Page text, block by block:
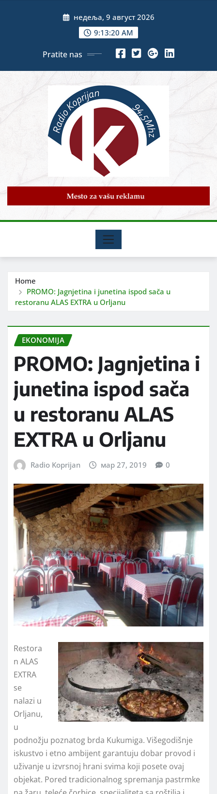
недеља, 9 август 2026
9:13:21 AM
Pratite nas
Home
PROMO: Jagnjetina i junetina ispod sača u
restoranu ALAS EXTRA u Orljanu
EKONOMIJA
PROMO: Jagnjetina i
junetina ispod sača
u restoranu ALAS
EXTRA u Orljanu
Radio Koprijan мар 27, 2019 0
Restora
n ALAS
EXTRA
se
nalazi u
Orljanu,
u
podnožju poznatog brda Kukumiga. Višegodišnje
iskustvo i etno ambijent garantuju dobar provod i
uživanje u izvrsnoj hrani svima koji posete ovaj
objekat. Pored tradicionalnog spremanja pastrmke